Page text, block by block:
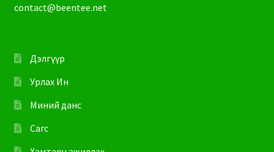
contact@beentee.net
Дэлгүүр
Урлах Ин
Миний данс
Сагс